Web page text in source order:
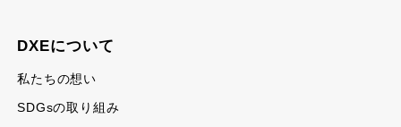
DXEについて
私たちの想い
SDGsの取り組み